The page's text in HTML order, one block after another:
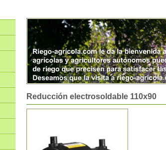
Reducción electrosoldable 110x90